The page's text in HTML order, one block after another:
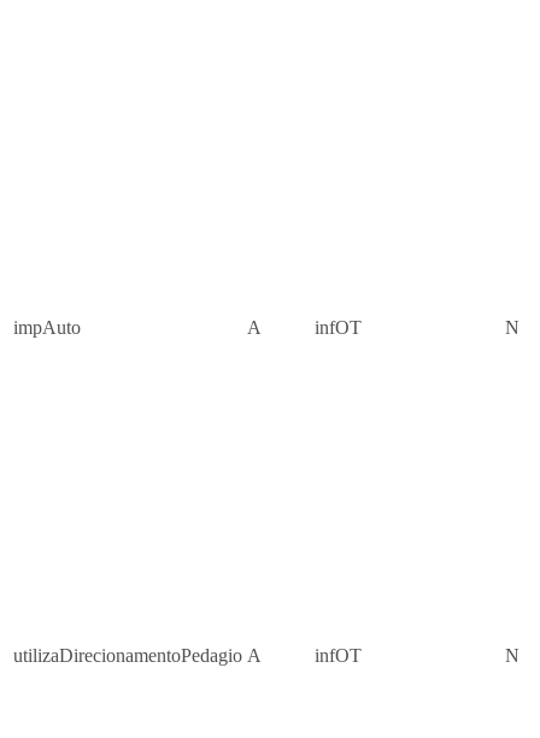
impAuto A infOT N
utilizaDirecionamentoPedagio A infOT N